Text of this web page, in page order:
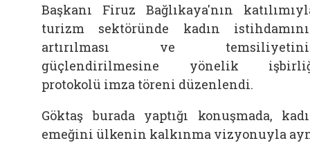
Başkanı Firuz Bağlıkaya'nın
turizm sektöründe kadın
artırılması ve
güçlendirilmesine yönelik
protokolü imza töreni düzenlendi.
Göktaş burada yaptığı konuşmada,
emeğini ülkenin kalkınma vizyonuyla